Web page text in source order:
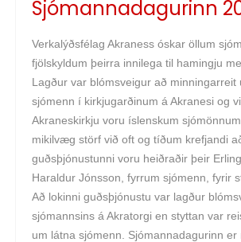
Sjómannadagurinn
Verkalýðsfélag Akraness óskar öllum
fjölskyldum þeirra innilega til hamingju
Lagður var blómsveigur að minningarreit
sjómenn í kirkjugarðinum á Akranesi og
Akraneskirkju voru íslenskum
mikilvæg störf við oft og tíðum krefjandi
guðsþjónustunni voru heiðraðir þeir
Haraldur Jónsson, fyrrum sjómenn, fyrir
Að lokinni guðsþjónustu var lagður
sjómannsins á Akratorgi en styttan var
um látna sjómenn. Sjómannadagurinn